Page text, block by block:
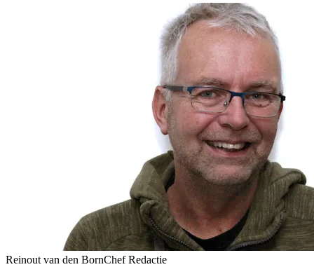
Reinout van den BornChef Redactie